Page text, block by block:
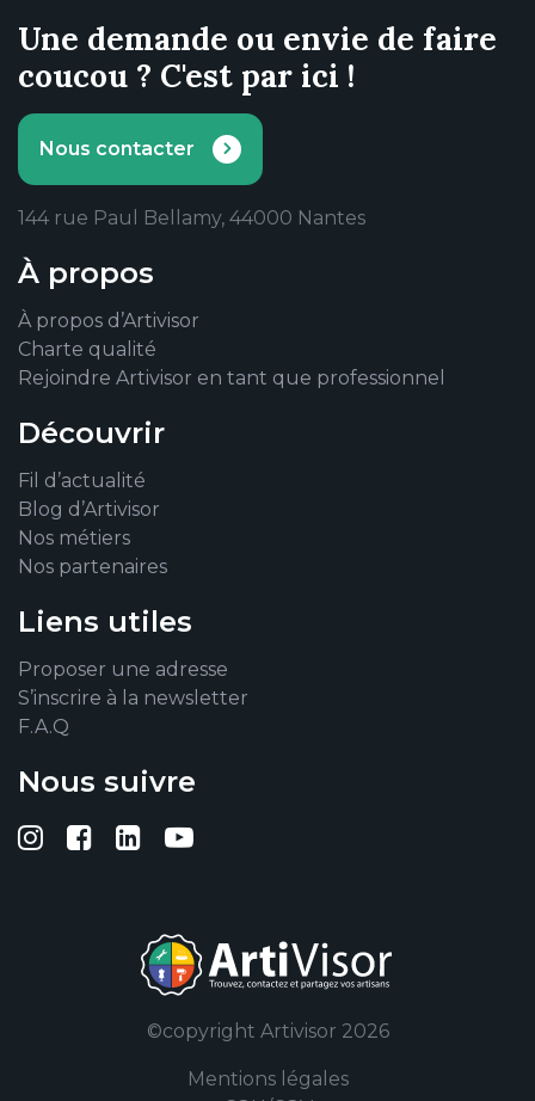
Une demande ou envie de faire
coucou ? C'est par ici !
Nous contacter
144 rue Paul Bellamy, 44000 Nantes
À propos
À propos d’Artivisor
Charte qualité
Rejoindre Artivisor en tant que professionnel
Découvrir
Fil d’actualité
Blog d’Artivisor
Nos métiers
Nos partenaires
Liens utiles
Proposer une adresse
S’inscrire à la newsletter
F.A.Q
Nous suivre
Suivez-nous sur Instagram
Suivez-nous sur Facebook
Suivez-nous sur Linkedin
Suivez-nous sur
©copyright Artivisor 2026
Mentions légales